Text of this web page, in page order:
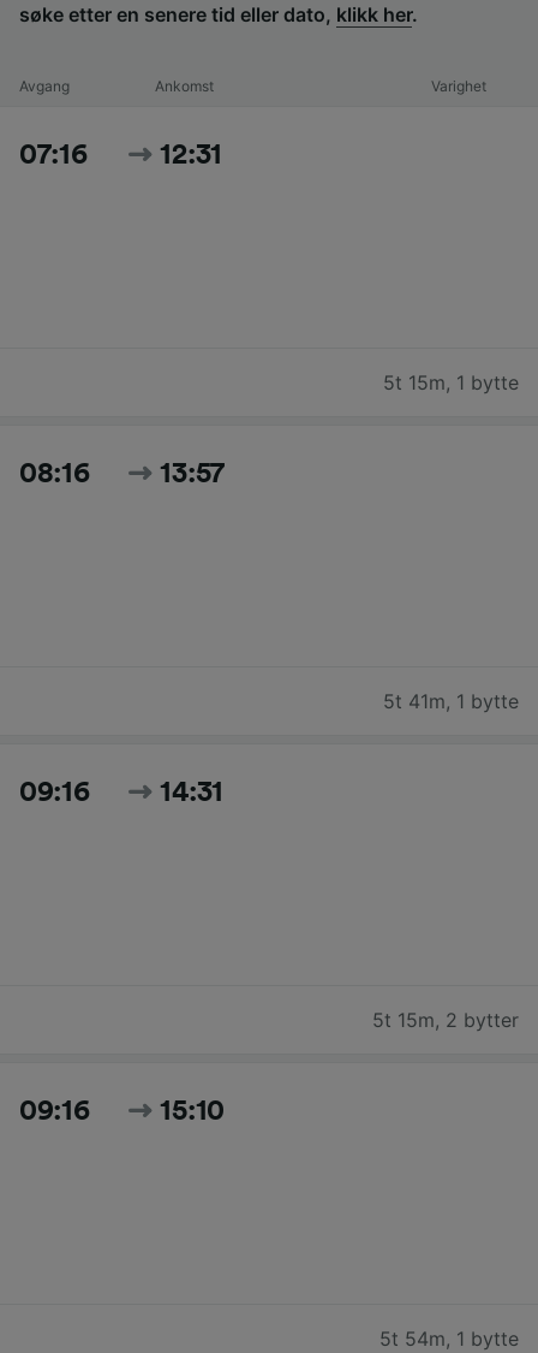
søke etter en senere tid eller dato, klikk her.
Avgang Ankomst Varighet
07:16 12:31
5t 15m, 1 bytte
08:16 13:57
5t 41m, 1 bytte
09:16 14:31
5t 15m, 2 bytter
09:16 15:10
5t 54m, 1 bytte